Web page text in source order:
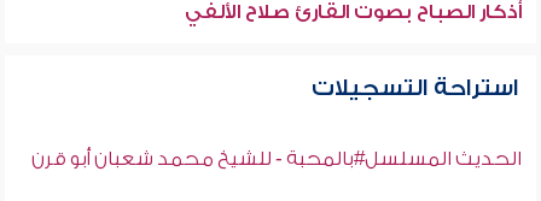
أذكار الصباح بصوت القارئ صلاح الألفي
استراحة التسجيلات
الحديث المسلسل#بالمحبة - للشيخ محمد شعبان أبو قرن